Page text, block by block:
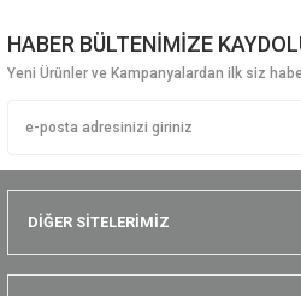
HABER BÜLTENİMİZE
Yeni Ürünler ve Kampanyalardan ilk siz
DİĞER SİTELERİMİZ